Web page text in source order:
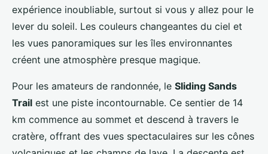
expérience inoubliable, surtout si vous y allez pour le
lever du soleil. Les couleurs changeantes du ciel et
les vues panoramiques sur les îles environnantes
créent une atmosphère presque magique.
Pour les amateurs de randonnée, le Sliding Sands
Trail est une piste incontournable. Ce sentier de 14
km commence au sommet et descend à travers le
cratère, offrant des vues spectaculaires sur les cônes